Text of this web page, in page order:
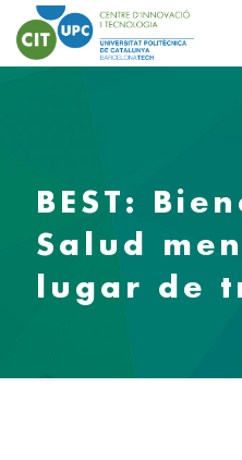
BEST:
Salud
lugar de